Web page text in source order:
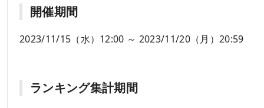
開催期間
2023/11/15（水）12:00 ～ 2023/11/20（月）20:59
ランキング集計期間